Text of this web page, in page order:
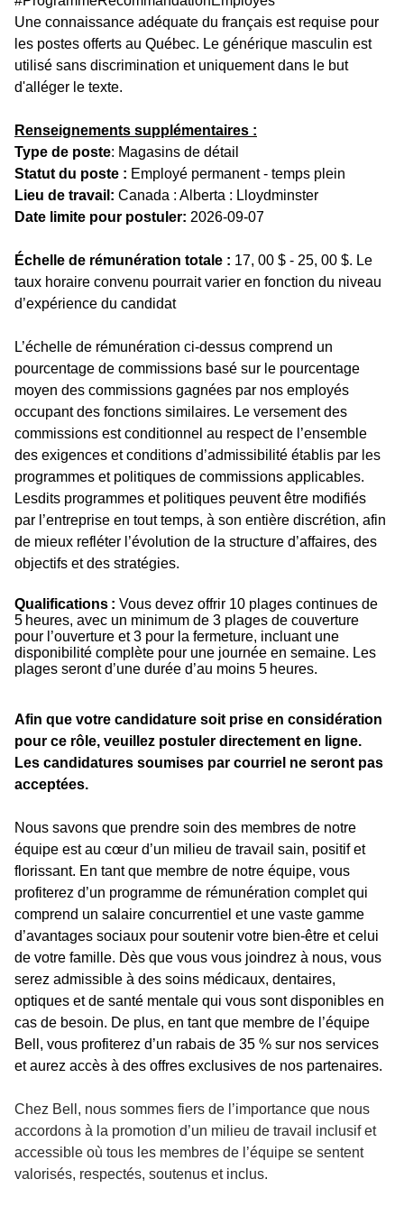
Une connaissance adéquate du français est requise pour
les postes offerts au Québec. Le générique masculin est
utilisé sans discrimination et uniquement dans le but
d'alléger le texte.
Renseignements supplémentaires :
Type de poste: Magasins de détail
Statut du poste : Employé permanent - temps plein
Lieu de travail: Canada : Alberta : Lloydminster
Date limite pour postuler: 2026-09-07
Échelle de rémunération totale : 17, 00 $ - 25, 00 $. Le
taux horaire convenu pourrait varier en fonction du niveau
d’expérience du candidat
L’échelle de rémunération ci-dessus comprend un
pourcentage de commissions basé sur le pourcentage
moyen des commissions gagnées par nos employés
occupant des fonctions similaires. Le versement des
commissions est conditionnel au respect de l’ensemble
des exigences et conditions d’admissibilité établis par les
programmes et politiques de commissions applicables.
Lesdits programmes et politiques peuvent être modifiés
par l’entreprise en tout temps, à son entière discrétion, afin
de mieux refléter l’évolution de la structure d’affaires, des
objectifs et des stratégies.
Qualifications : Vous devez offrir 10 plages continues de
5 heures, avec un minimum de 3 plages de couverture
pour l’ouverture et 3 pour la fermeture, incluant une
disponibilité complète pour une journée en semaine. Les
plages seront d’une durée d’au moins 5 heures.
Afin que votre candidature soit prise en considération
pour ce rôle, veuillez postuler directement en ligne.
Les candidatures soumises par courriel ne seront pas
acceptées.
Nous savons que prendre soin des membres de notre
équipe est au cœur d’un milieu de travail sain, positif et
florissant. En tant que membre de notre équipe, vous
profiterez d’un programme de rémunération complet qui
comprend un salaire concurrentiel et une vaste gamme
d’avantages sociaux pour soutenir votre bien-être et celui
de votre famille. Dès que vous vous joindrez à nous, vous
serez admissible à des soins médicaux, dentaires,
optiques et de santé mentale qui vous sont disponibles en
cas de besoin. De plus, en tant que membre de l’équipe
Bell, vous profiterez d’un rabais de 35 % sur nos services
et aurez accès à des offres exclusives de nos partenaires.
Chez Bell, nous sommes fiers de l’importance que nous
accordons à la promotion d’un milieu de travail inclusif et
accessible où tous les membres de l’équipe se sentent
valorisés, respectés, soutenus et inclus.